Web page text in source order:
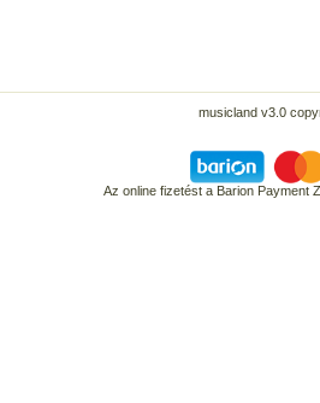
musicland v3.0
Az online fizetést a Barion Payment